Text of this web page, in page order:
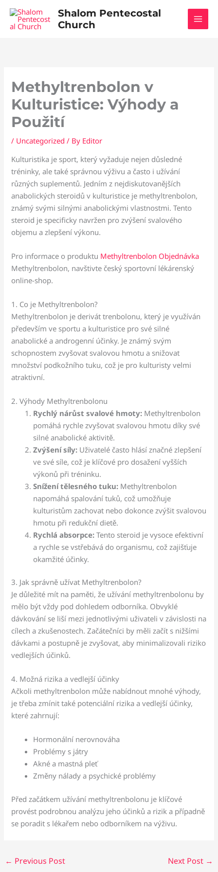
content
Shalom Pentecostal
Church
Methyltrenbolon v
Kulturistice: Výhody a
Použití
/ Uncategorized / By Editor
Kulturistika je sport, který vyžaduje nejen důsledné
tréninky, ale také správnou výživu a často i užívání
různých suplementů. Jedním z nejdiskutovanějších
anabolických steroidů v kulturistice je methyltrenbolon,
známý svými silnými anabolickými vlastnostmi. Tento
steroid je specificky navržen pro zvýšení svalového
objemu a zlepšení výkonu.
Pro informace o produktu Methyltrenbolon Objednávka
Methyltrenbolon, navštivte český sportovní lékárenský
online-shop.
1. Co je Methyltrenbolon?
Methyltrenbolon je derivát trenbolonu, který je využíván
především ve sportu a kulturistice pro své silné
anabolické a androgenní účinky. Je známý svým
schopnostem zvyšovat svalovou hmotu a snižovat
množství podkožního tuku, což je pro kulturisty velmi
atraktivní.
2. Výhody Methyltrenbolonu
Rychlý nárůst svalové hmoty: Methyltrenbolon
pomáhá rychle zvyšovat svalovou hmotu díky své
silné anabolické aktivitě.
Zvýšení síly: Uživatelé často hlásí značné zlepšení
ve své síle, což je klíčové pro dosažení vyšších
výkonů při tréninku.
Snížení tělesného tuku: Methyltrenbolon
napomáhá spalování tuků, což umožňuje
kulturistům zachovat nebo dokonce zvýšit svalovou
hmotu při redukční dietě.
Rychlá absorpce: Tento steroid je vysoce efektivní
a rychle se vstřebává do organismu, což zajišťuje
okamžité účinky.
3. Jak správně užívat Methyltrenbolon?
Je důležité mít na paměti, že užívání methyltrenbolonu by
mělo být vždy pod dohledem odborníka. Obvyklé
dávkování se liší mezi jednotlivými uživateli v závislosti na
cílech a zkušenostech. Začátečníci by měli začít s nižšími
dávkami a postupně je zvyšovat, aby minimalizovali riziko
vedlejších účinků.
4. Možná rizika a vedlejší účinky
Ačkoli methyltrenbolon může nabídnout mnohé výhody,
je třeba zmínit také potenciální rizika a vedlejší účinky,
které zahrnují:
Hormonální nerovnováha
Problémy s játry
Akné a mastná pleť
Změny nálady a psychické problémy
Před začátkem užívání methyltrenbolonu je klíčové
provést podrobnou analýzu jeho účinků a rizik a případně
se poradit s lékařem nebo odborníkem na výživu.
← Previous Post Next Post →